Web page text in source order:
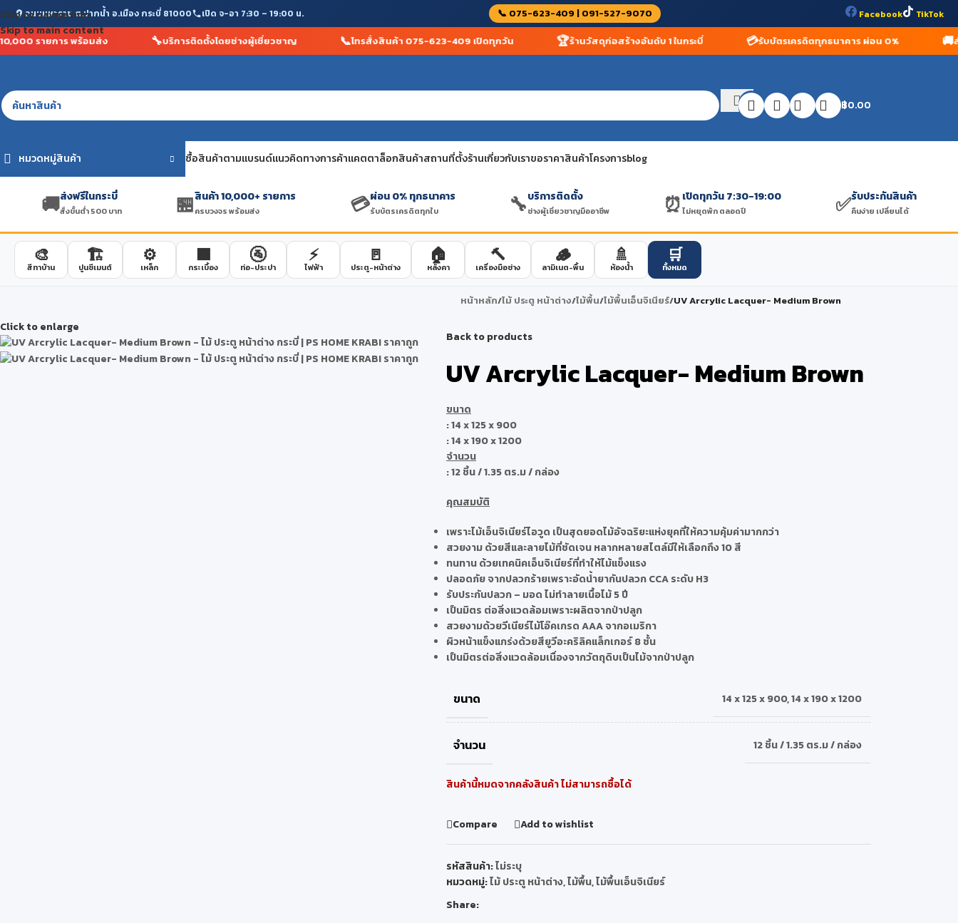
Skip to navigation
Skip to main content
ถนนมหาราช ต.ปากน้ำ อ.เมือง กระบี่ 81000 เปิด จ-อา 7:30 – 19:00 น. 📞 075-623-409 | 091-527-9070 Facebook TikTok
🚚ส่งฟรีในกระบี่ สั่งขั้นต่ำ 500 บาท 💰ราคาถูกกว่าห้างสรรพสินค้า รับประกัน ⭐สินค้ากว่า 10,000 รายการ พร้อมส่ง 🔧บริการติดตั้งโดยช่างผู้เชี่ยวชาญ 📞โทรสั่งสินค้า 075-623-409 เปิด
฿0.00
หมวดหมู่สินค้า ซื้อสินค้าตามแบรนด์แนวคิดทางการค้าแคตตาล็อกสินค้าสถานที่ตั้งร้านเกี่ยวกับเราขอราคาสินค้าโครงการblog
🚚ส่งฟรีในกระบี่
สั่งขั้นต่ำ 500 บาท 🏪สินค้า 10,000+ รายการ
ครบวงจร พร้อมส่ง 💳ผ่อน 0% ทุกธนาคาร
รับบัตรเครดิตทุกใบ 🔧บริการติดตั้ง
ช่างผู้เชี่ยวชาญมืออาชีพ ⏰เปิดทุกวัน 7:30-19:00
ไม่หยุดพัก ตลอดปี ✅รับประกันสินค้า
คืนง่าย เปลี่ยนได้
🎨
สีทาบ้าน
🏗️
ปูนซีเมนต์
⚙️
เหล็ก
🟫
กระเบื้อง
🚰
ท่อ-ประปา
⚡
ไฟฟ้า
🚪
ประตู-หน้าต่าง
🏠
หลังคา
🔨
เครื่องมือช่าง
🪵
ลามิเนต-พื้น
🚿
ห้องน้ำ
🛒
ทั้งหมด
Click to enlarge
หน้าหลัก/ไม้ ประตู หน้าต่าง/ไม้พื้น/ไม้พื้นเอ็นจิเนียร์/UV Arcrylic Lacquer- Medium Brown
Back to products
UV Arcrylic Lacquer- Medium Brown
ขนาด
:14 x 125 x 900
:14 x 190 x 1200
จำนวน
:12 ชิ้น / 1.35 ตร.ม / กล่อง
คุณสมบัติ
เพราะไม้เอ็นจิเนียร์ไอวูด เป็นสุดยอดไม้อัจฉริยะแห่งยุคที่ให้ความคุ้มค่ามากกว่า
สวยงาม ด้วยสีและลายไม้ที่ชัดเจน หลากหลายสไตล์มีให้เลือกถึง 10 สี
ทนทาน ด้วยเทคนิคเอ็นจิเนียร์ที่ทำให้ไม้แข็งแรง
ปลอดภัย จากปลวกร้ายเพราะอัดน้ำยากันปลวก CCA ระดับ H3
รับประกันปลวก – มอด ไม่ทำลายเนื้อไม้ 5 ปี
เป็นมิตร ต่อสิ่งแวดล้อมเพราะผลิตจากป่าปลูก
สวยงามด้วยวีเนียร์ไม้โอ๊คเกรด AAA จากอเมริกา
ผิวหน้าแข็งแกร่งด้วยสียูวีอะคริลิคแล็กเกอร์ 8 ชั้น
เป็นมิตรต่อสิ่งแวดล้อมเนื่องจากวัตถุดิบเป็นไม้จากป่าปลูก
ขนาด 14 x 125 x 900,14 x 190 x 1200
จำนวน 12 ชิ้น / 1.35 ตร.ม / กล่อง
สินค้านี้หมดจากคลังสินค้า ไม่สามารถซื้อได้
Compare Add to wishlist
รหัสสินค้า:ไม่ระบุ
หมวดหมู่:ไม้ ประตู หน้าต่าง,ไม้พื้น,ไม้พื้นเอ็นจิเนียร์
Share: